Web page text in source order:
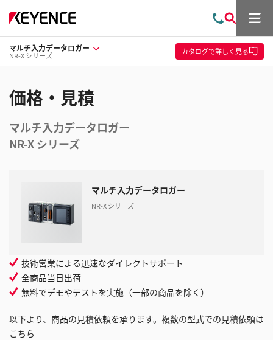
問
い
合
わ
索
メ
ュ
ー
マルチ入力データロガー
NR-X シリーズ カタログで詳しく見る
価格・見積
マルチ入力データロガー
NR-X シリーズ
マルチ入力データロガー
NR-X シリーズ
技術営業による迅速なダイレクトサポート
全商品当日出荷
無料でデモやテストを実施（一部の商品を除く）
以下より、商品の見積依頼を承ります。複数の型式での見積依頼は
こちら